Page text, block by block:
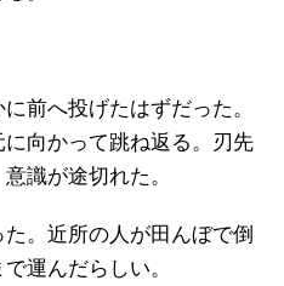
前へ投げたはずだった。
向かって跳ね返る。刃先
識が途切れた。
。近所の人が田んぼで倒
運んだらしい。